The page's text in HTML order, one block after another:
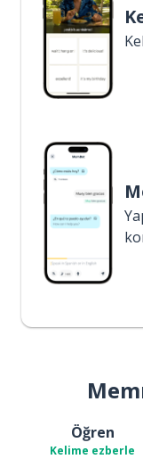
Öğren
Kelime ezberle